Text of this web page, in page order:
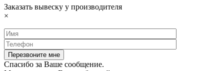
Заказать вывеску у производителя
×
Спасибо за Ваше сообщение.